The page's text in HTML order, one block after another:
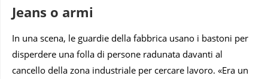
Jeans o armi
In una scena, le guardie della fabbrica usano i bastoni per
disperdere una folla di persone radunata davanti al
cancello della zona industriale per cercare lavoro. «Era un